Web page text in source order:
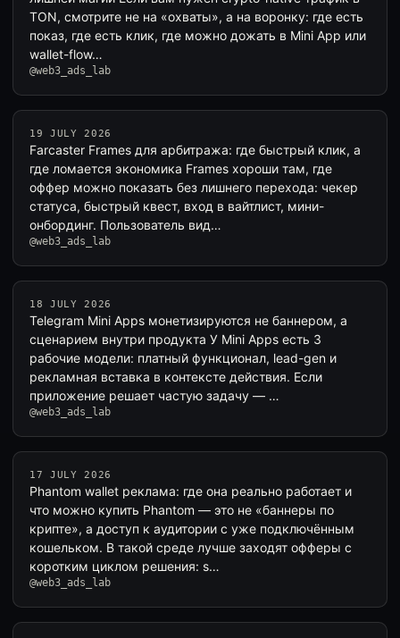
TON, смотрите не на «охваты», а на воронку: где есть
показ, где есть клик, где можно дожать в Mini App или
wallet-flow…
@web3_ads_lab
19 JULY 2026
Farcaster Frames для арбитража: где быстрый клик, а
где ломается экономика Frames хороши там, где
оффер можно показать без лишнего перехода: чекер
статуса, быстрый квест, вход в вайтлист, мини-
онбординг. Пользователь вид…
@web3_ads_lab
18 JULY 2026
Telegram Mini Apps монетизируются не баннером, а
сценарием внутри продукта У Mini Apps есть 3
рабочие модели: платный функционал, lead-gen и
рекламная вставка в контексте действия. Если
приложение решает частую задачу — …
@web3_ads_lab
17 JULY 2026
Phantom wallet реклама: где она реально работает и
что можно купить Phantom — это не «баннеры по
крипте», а доступ к аудитории с уже подключённым
кошельком. В такой среде лучше заходят офферы с
коротким циклом решения: s…
@web3_ads_lab